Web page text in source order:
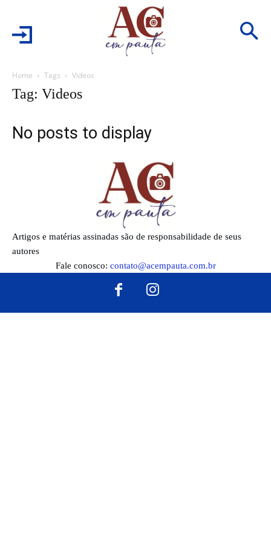
Home Tags Videos
Tag: Videos
No posts to display
Artigos e matérias assinadas são de responsabilidade de seus
autores
Fale conosco: contato@acempauta.com.br